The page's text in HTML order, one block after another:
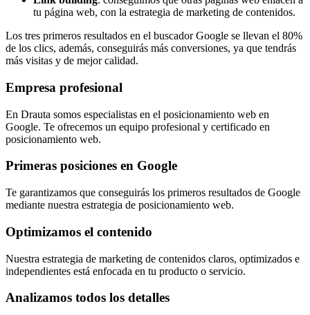
tu página web, con la estrategia de marketing de contenidos.
Los tres primeros resultados en el buscador Google se llevan el 80%
de los clics, además, conseguirás más conversiones, ya que tendrás
más visitas y de mejor calidad.
Empresa profesional
En Drauta somos especialistas en el posicionamiento web en
Google. Te ofrecemos un equipo profesional y certificado en
posicionamiento web.
Primeras posiciones en Google
Te garantizamos que conseguirás los primeros resultados de Google
mediante nuestra estrategia de posicionamiento web.
Optimizamos el contenido
Nuestra estrategia de marketing de contenidos claros, optimizados e
independientes está enfocada en tu producto o servicio.
Analizamos todos los detalles